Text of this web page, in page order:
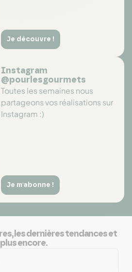
Je découvre !
Instagram
@pourlesgourmets
Toutes les semaines nous
partageons vos réalisations sur
Instagram :)
Je m'abonne !
les dernières tendances et
plus encore.